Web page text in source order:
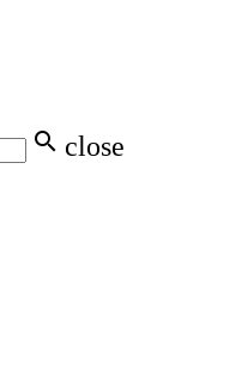
search close